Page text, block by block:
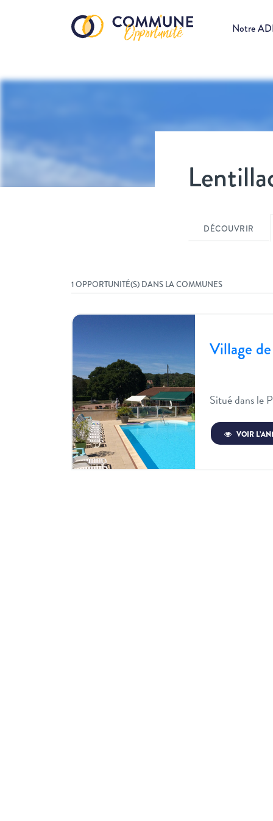
Notre
DÉCOUVRIR
1 OPPORTUNITÉ(S) DANS LA COMMUNES
Village
Situé dans le
VOIR